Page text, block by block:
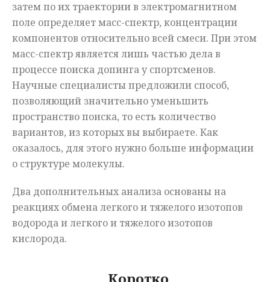
затем по их траектории в электромагнитном
поле определяет масс-спектр, концентрации
компонентов относительно всей смеси. При этом
масс-спектр является лишь частью дела в
процессе поиска допинга у спортсменов.
Научные специалисты предложили способ,
позволяющий значительно уменьшить
пространство поиска, то есть количество
вариантов, из которых вы выбираете. Как
оказалось, для этого нужно больше информации
о структуре молекулы.
Два дополнительных анализа основаны на
реакциях обмена легкого и тяжелого изотопов
водорода и легкого и тяжелого изотопов
кислорода.